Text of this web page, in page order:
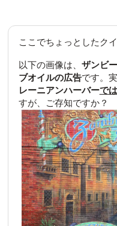
ここでちょっとしたクイ
以下の画像は、 ザンビ
ブオイルの広告です。
レーニアンハーバーで
すが、ご存知ですか？